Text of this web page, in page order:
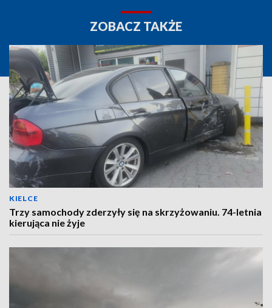
ZOBACZ TAKŻE
KIELCE
Trzy samochody zderzyły się na skrzyżowaniu. 74-letnia
kierująca nie żyje